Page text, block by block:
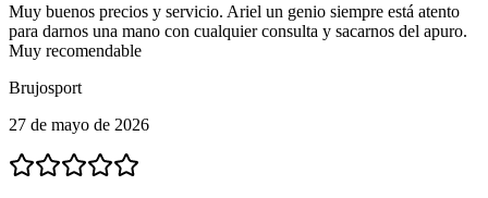
Muy buenos precios y servicio. Ariel un genio siempre está atento
para darnos una mano con cualquier consulta y sacarnos del apuro.
Muy recomendable
Brujosport
27 de mayo de 2026